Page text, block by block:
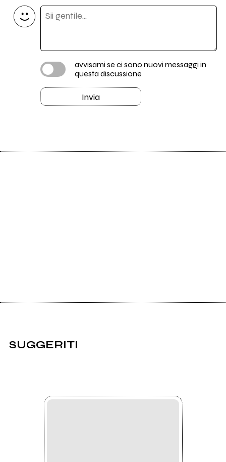
avvisami se ci sono nuovi messaggi in
questa discussione
Invia
SUGGERITI